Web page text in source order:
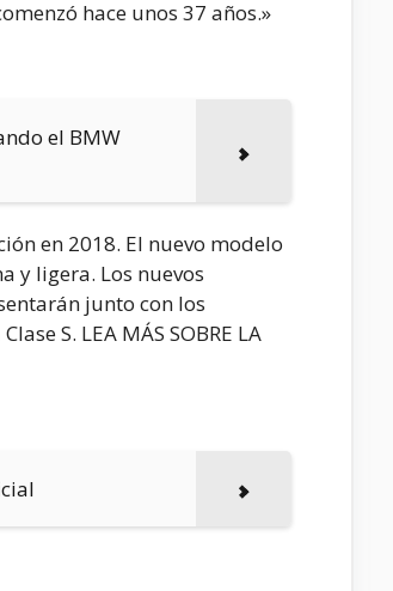
hace unos 37 años.»
el BMW
en 2018. El nuevo modelo
y ligera. Los nuevos
junto con los
S. LEA MÁS SOBRE LA